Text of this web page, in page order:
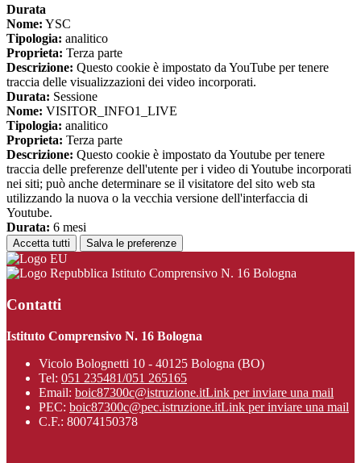
Durata
Nome: YSC
Tipologia: analitico
Proprieta: Terza parte
Descrizione: Questo cookie è impostato da YouTube per tenere
traccia delle visualizzazioni dei video incorporati.
Durata: Sessione
Nome: VISITOR_INFO1_LIVE
Tipologia: analitico
Proprieta: Terza parte
Descrizione: Questo cookie è impostato da Youtube per tenere
traccia delle preferenze dell'utente per i video di Youtube incorporati
nei siti; può anche determinare se il visitatore del sito web sta
utilizzando la nuova o la vecchia versione dell'interfaccia di
Youtube.
Durata: 6 mesi
Accetta tutti Salva le preferenze
Istituto Comprensivo N. 16 Bologna
Contatti
Istituto Comprensivo N. 16 Bologna
Vicolo Bolognetti 10 - 40125 Bologna (BO)
Tel: 051 235481/051 265165
Email: boic87300c@istruzione.itLink per inviare una mail
PEC: boic87300c@pec.istruzione.itLink per inviare una mail
C.F.: 80074150378